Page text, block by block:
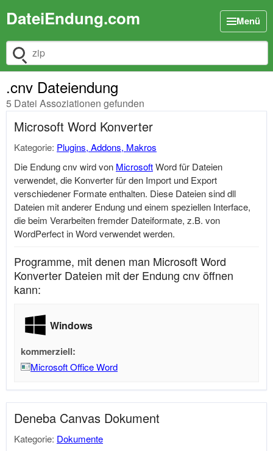
DateiEndung.com Menü
Dateiendung suchen
.cnv Dateiendung
5 Datei Assoziationen gefunden
Microsoft Word Konverter
Kategorie: Plugins, Addons, Makros
Die Endung cnv wird von MicrosoftWord für Dateien
verwendet, die Konverter für den Import und Export
verschiedener Formate enthalten. Diese Dateien sind dll
Dateien mit anderer Endung und einem speziellen Interface,
die beim Verarbeiten fremder Dateiformate, z.B. von
WordPerfect in Word verwendet werden.
Programme, mit denen man Microsoft Word
Konverter Dateien mit der Endung cnv öffnen
kann:
Windows
kommerziell:
Microsoft Office Word
Deneba Canvas Dokument
Kategorie: Dokumente